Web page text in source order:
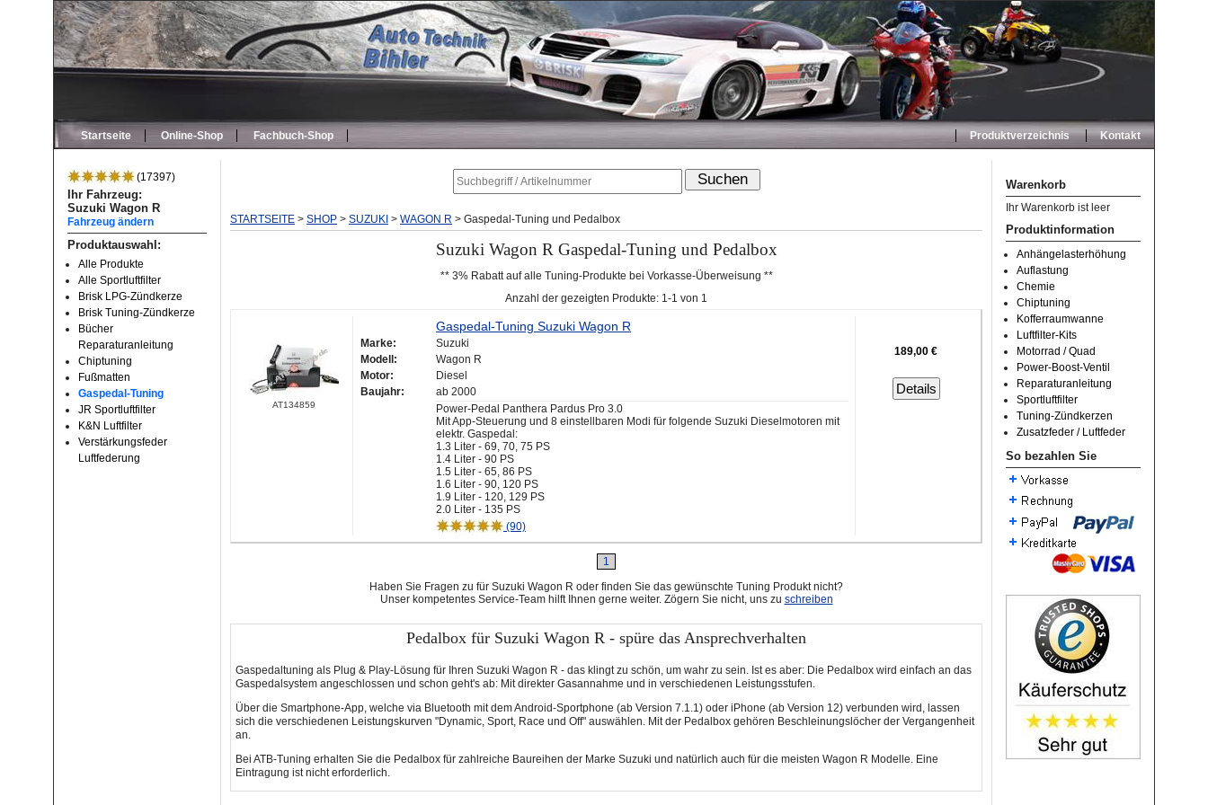
Startseite Online-Shop Fachbuch-Shop Produktverzeichnis Kontakt
(17397)
Ihr Fahrzeug:
Suzuki Wagon R
Fahrzeug ändern
Produktauswahl:
Alle Produkte
Alle Sportluftfilter
Brisk LPG-Zündkerze
Brisk Tuning-Zündkerze
Bücher
Reparaturanleitung
Chiptuning
Fußmatten
Gaspedal-Tuning
JR Sportluftfilter
K&N Luftfilter
Verstärkungsfeder
Luftfederung
Warenkorb
Ihr Warenkorb ist leer
Produktinformation
Anhängelasterhöhung
Auflastung
Chemie
Chiptuning
Kofferraumwanne
Luftfilter-Kits
Motorrad / Quad
Power-Boost-Ventil
Reparaturanleitung
Sportluftfilter
Tuning-Zündkerzen
Zusatzfeder / Luftfeder
So bezahlen Sie
STARTSEITE > SHOP > SUZUKI > WAGON R > Gaspedal-Tuning und Pedalbox
Suzuki Wagon R Gaspedal-Tuning und Pedalbox
** 3% Rabatt auf alle Tuning-Produkte bei Vorkasse-Überweisung **
Anzahl der gezeigten Produkte: 1-1 von 1
AT134859
Gaspedal-Tuning Suzuki Wagon R
Marke:
Suzuki
Modell:
Wagon R
Motor:
Diesel
Baujahr:
ab 2000
Power-Pedal Panthera Pardus Pro 3.0
Mit App-Steuerung und 8 einstellbaren Modi für folgende Suzuki Dieselmotoren mit
elektr. Gaspedal:
1.3 Liter - 69, 70, 75 PS
1.4 Liter - 90 PS
1.5 Liter - 65, 86 PS
1.6 Liter - 90, 120 PS
1.9 Liter - 120, 129 PS
2.0 Liter - 135 PS
(90)
189,00 €
Details
1
Haben Sie Fragen zu für Suzuki Wagon R oder finden Sie das gewünschte Tuning Produkt nicht?
Unser kompetentes Service-Team hilft Ihnen gerne weiter. Zögern Sie nicht, uns zu schreiben
Pedalbox für Suzuki Wagon R - spüre das Ansprechverhalten
Gaspedaltuning als Plug & Play-Lösung für Ihren Suzuki Wagon R - das klingt zu schön, um wahr zu sein. Ist es aber: Die Pedalbox wird einfach an das
Gaspedalsystem angeschlossen und schon geht's ab: Mit direkter Gasannahme und in verschiedenen Leistungsstufen.
Über die Smartphone-App, welche via Bluetooth mit dem Android-Sportphone (ab Version 7.1.1) oder iPhone (ab Version 12) verbunden wird, lassen
sich die verschiedenen Leistungskurven "Dynamic, Sport, Race und Off" auswählen. Mit der Pedalbox gehören Beschleinungslöcher der Vergangenheit
an.
Bei ATB-Tuning erhalten Sie die Pedalbox für zahlreiche Baureihen der Marke Suzuki und natürlich auch für die meisten Wagon R Modelle. Eine
Eintragung ist nicht erforderlich.